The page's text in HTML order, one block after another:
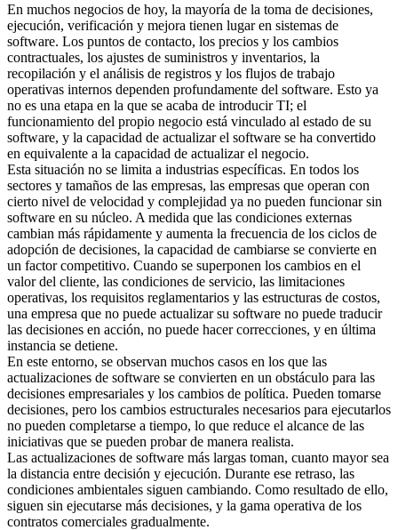
En muchos negocios de hoy, la mayoría de la toma de decisiones,
ejecución, verificación y mejora tienen lugar en sistemas de
software. Los puntos de contacto, los precios y los cambios
contractuales, los ajustes de suministros y inventarios, la
recopilación y el análisis de registros y los flujos de trabajo
operativas internos dependen profundamente del software. Esto ya
no es una etapa en la que se acaba de introducir TI; el
funcionamiento del propio negocio está vinculado al estado de su
software, y la capacidad de actualizar el software se ha convertido
en equivalente a la capacidad de actualizar el negocio.
Esta situación no se limita a industrias específicas. En todos los
sectores y tamaños de las empresas, las empresas que operan con
cierto nivel de velocidad y complejidad ya no pueden funcionar sin
software en su núcleo. A medida que las condiciones externas
cambian más rápidamente y aumenta la frecuencia de los ciclos de
adopción de decisiones, la capacidad de cambiarse se convierte en
un factor competitivo. Cuando se superponen los cambios en el
valor del cliente, las condiciones de servicio, las limitaciones
operativas, los requisitos reglamentarios y las estructuras de costos,
una empresa que no puede actualizar su software no puede traducir
las decisiones en acción, no puede hacer correcciones, y en última
instancia se detiene.
En este entorno, se observan muchos casos en los que las
actualizaciones de software se convierten en un obstáculo para las
decisiones empresariales y los cambios de política. Pueden tomarse
decisiones, pero los cambios estructurales necesarios para ejecutarlos
no pueden completarse a tiempo, lo que reduce el alcance de las
iniciativas que se pueden probar de manera realista.
Las actualizaciones de software más largas toman, cuanto mayor sea
la distancia entre decisión y ejecución. Durante ese retraso, las
condiciones ambientales siguen cambiando. Como resultado de ello,
siguen sin ejecutarse más decisiones, y la gama operativa de los
contratos comerciales gradualmente.